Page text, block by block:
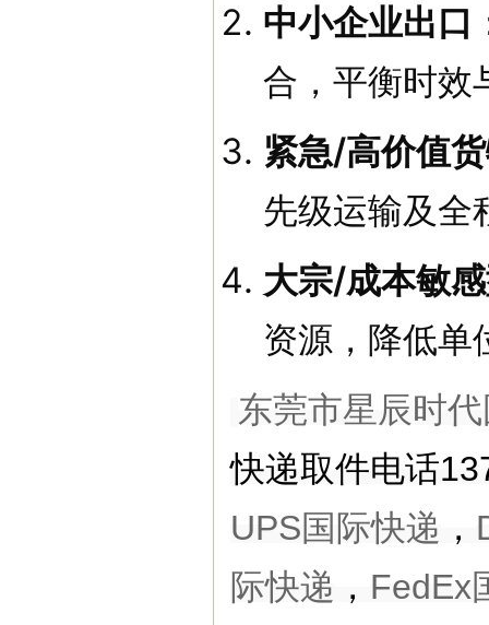
中小企业出口
合，平衡时效
紧急/高价值
先级运输及全
大宗/成本敏
资源，降低单
东莞市星辰时
快递取件电话
UPS国际快递 ，
际快递 ， FedEx